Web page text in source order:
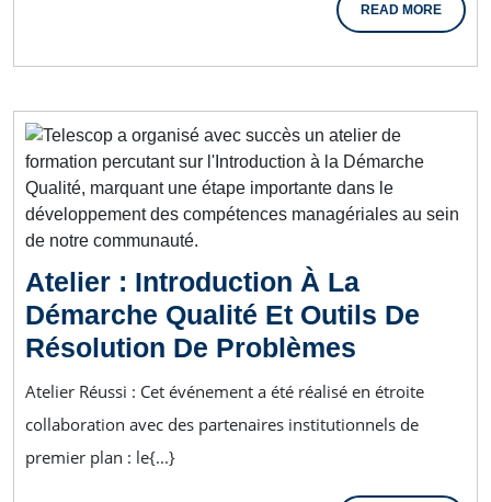
READ MORE
Atelier : Introduction À La
Démarche Qualité Et Outils De
Résolution De Problèmes
Atelier Réussi : Cet événement a été réalisé en étroite
collaboration avec des partenaires institutionnels de
premier plan : le{...}